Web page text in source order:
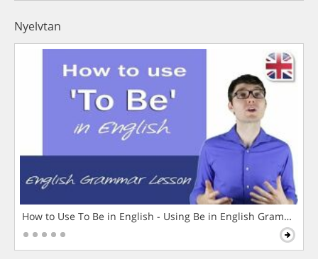
Nyelvtan
How to Use To Be in English - Using Be in English Grammar